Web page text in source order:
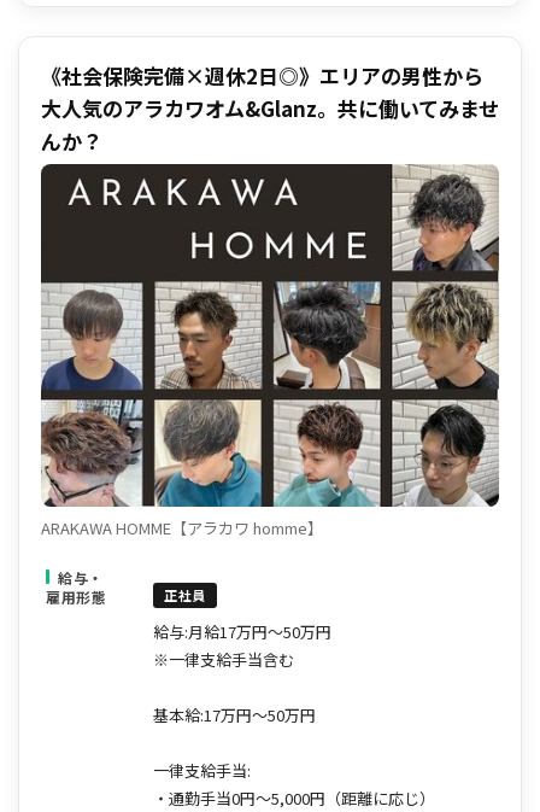
【Agu.グループスタッフ限定オンラインセミナー】 自由参加 ＝
＝＝＝＝＝＝＝＝＝＝＝＝＝＝ ■【期間限定】委託お祝金を計１
５万円支給■ 実績として２０２１年４月から現在で対象者へ 総
額５，７４８万円を支給！ ・応募期間：２０２４年８月１日～９
月２日まで ・取得条件：1～3が必要 1.WEB応募(委託お祝い金掲
載媒体) 2.初回勤務日が２０２４年１０月３１日まで 3.スタイリ
ストでAgu.グループ初勤務の方のみ ■支給時期：初回勤務日によ
って異なる 例)８月の方→９,１０,１１月末に５万円 ※売上があ
る月の次月のみ支給 ▼委託お祝金の貰い方 勤務開始後2ヶ月以内
に弊社アプリ内の『お役立ちサイト』で 「お祝い金制度」より申
請することで対象者となります。 ＝＝＝＝＝＝＝＝＝＝＝＝＝＝
＝ あなたの働きたい場所で、やりたい働き方を！ 【○○した
い！がAgu.ならできます。】 ●バリバリ派 ・もっともっと稼ぎ
たい！ ・地元に帰って美容師で活躍したい！ ●家庭重視派 ・子
供を保育園などに預けている間だけ働きたい♪ ・17時までは美
容師、17時から主婦・主夫♪ ●ゆったり派 ・17時退社で夕方か
ら友達と遊びたい♪ ・朝が弱いから12時出勤をしたい♪ まずは
サロン見学だけでも大丈夫です。 ご興味を少しでも持って頂けた
《社会保険完備×週休2日◎》エリアの男性から
大人気のアラカワオム&Glanz。共に働いてみませ
んか？
ARAKAWA HOMME【アラカワ homme】
給与・
雇用形態
正社員
給与:月給17万円～50万円
※一律支給手当含む
基本給:17万円～50万円
一律支給手当:
・通勤手当0円～5,000円（距離に応じ）